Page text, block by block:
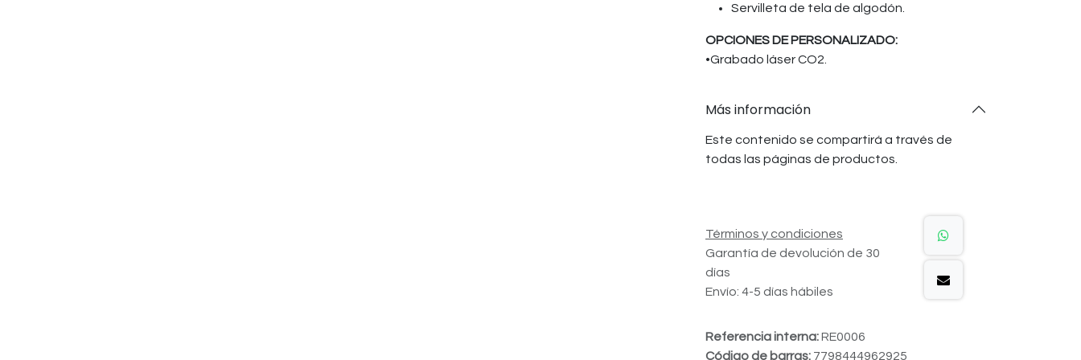
Servilleta de tela de algodón.
OPCIONES DE PERSONALIZADO:
•Grabado láser CO2.
Más información
Este contenido se compartirá a través de
todas las páginas de productos.
Términos y condiciones
Garantía de devolución de 30
días
Envío: 4-5 días hábiles
Referencia interna:RE0006
Código de barras: 7798444962925